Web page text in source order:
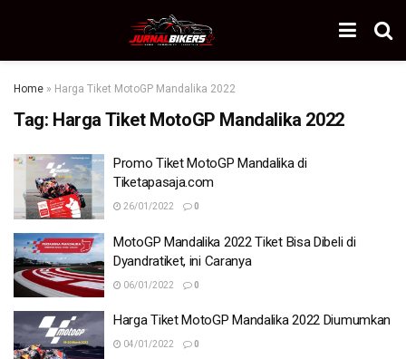
Home » Harga Tiket MotoGP Mandalika 2022
Tag: Harga Tiket MotoGP Mandalika 2022
Promo Tiket MotoGP Mandalika di
Tiketapasaja.com
26/01/2022 0
MotoGP Mandalika 2022 Tiket Bisa Dibeli di
Dyandratiket, ini Caranya
06/01/2022 0
Harga Tiket MotoGP Mandalika 2022 Diumumkan
04/01/2022 0